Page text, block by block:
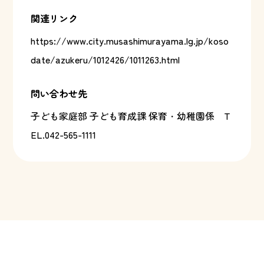
関連リンク
https://www.city.musashimurayama.lg.jp/koso
date/azukeru/1012426/1011263.html
問い合わせ先
子ども家庭部 子ども育成課 保育・幼稚園係 T
EL.042-565-1111